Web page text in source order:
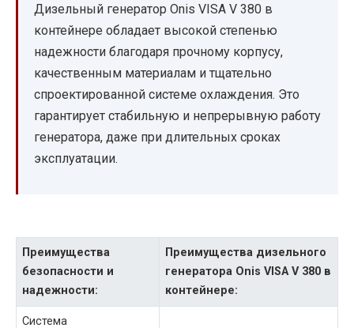
Дизельный генератор Onis VISA V 380 в
контейнере обладает высокой степенью
надежности благодаря прочному корпусу,
качественным материалам и тщательно
спроектированной системе охлаждения. Это
гарантирует стабильную и непрерывную работу
генератора, даже при длительных сроках
эксплуатации.
Преимущества
безопасности и
надежности:
Преимущества дизельного
генератора Onis VISA V 380 в
контейнере:
Система